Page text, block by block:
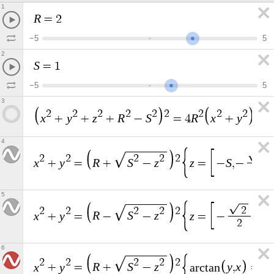
R = 2
−5 5
1
S = 1
−5 5
2
x2 + y2 + z2 + R2 − S2 2 = 4R2 x2 + y2
3
x2 + y2 = R + S2 − z2 2 z = −S,−
4
x2 + y2 = R − S2 − z2 2 z = −
2
2
5
x2 + y2 = R + S2 − z2 2 arctan y,x =
6